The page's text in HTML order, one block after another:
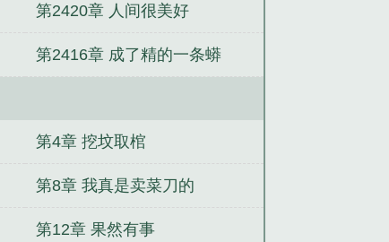
天命赊刀人王冬至简介 天命赊刀
泰坦与龙之王 贮金闺
大唐：逍
第2420章 人间很美好
第2416章 成了精的一条蟒
第4章 挖坟取棺
第8章 我真是卖菜刀的
第12章 果然有事